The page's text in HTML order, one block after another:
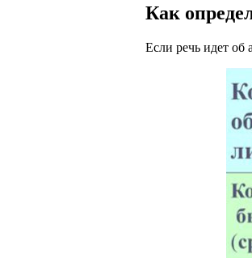
Как
Если речь идет об